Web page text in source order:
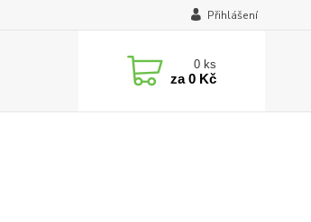
Přihlášení
0 ks
za0 Kč